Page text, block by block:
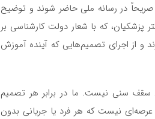
صریحاً در رسانه ملی حاضر شوند و توضیح
پزشکیان، که با شعار دولت کارشناسی بر
و از اجرای تصمیم‌هایی که آینده آموزش
سقف سنی نیست. ما در برابر هر تصمیم
نیست که هر فرد یا جریانی بدون